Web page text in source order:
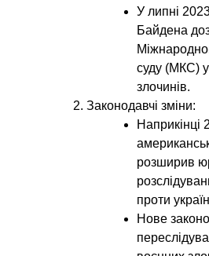
У липні
Байдена
суду (МКС) у
злочинів.
Законодавчі зміни:
Наприкінці
розширив
проти
Нове